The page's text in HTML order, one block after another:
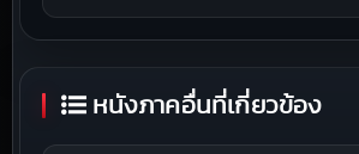
หนังภาคอื่นที่เกี่ยวข้อง